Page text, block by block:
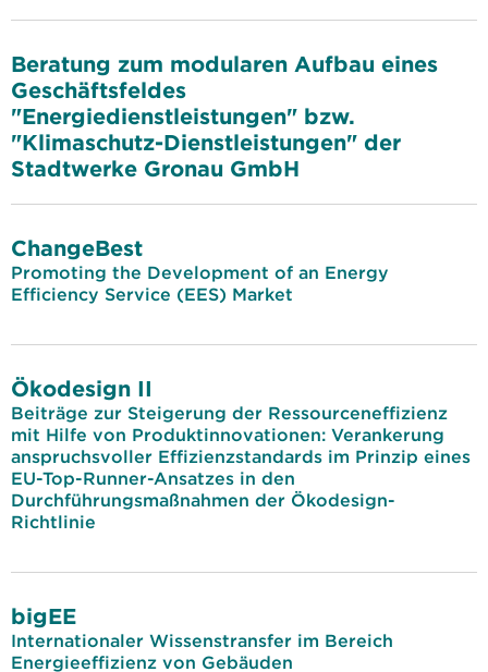
Beratung zum modularen Aufbau eines
Geschäftsfeldes
"Energiedienstleistungen" bzw.
"Klimaschutz-Dienstleistungen" der
Stadtwerke Gronau GmbH
ChangeBest
Promoting the Development of an Energy
Efficiency Service (EES) Market
Ökodesign II
Beiträge zur Steigerung der Ressourceneffizienz
mit Hilfe von Produktinnovationen: Verankerung
anspruchsvoller Effizienzstandards im Prinzip eines
EU-Top-Runner-Ansatzes in den
Durchführungsmaßnahmen der Ökodesign-
Richtlinie
bigEE
Internationaler Wissenstransfer im Bereich
Energieeffizienz von Gebäuden